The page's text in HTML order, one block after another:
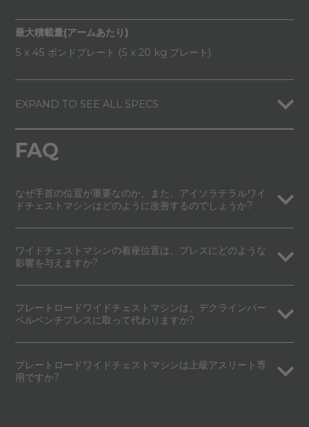
最大積載量(アームあたり)
5 x 45 ポンドプレート (5 x 20 kg プレート)
EXPAND TO SEE ALL SPECS
FAQ
なぜ手首の位置が重要なのか、また、アイソラテラルワイ
ドチェストマシンはどのように改善するのでしょうか?
ワイドチェストマシンの着座位置は、プレスにどのような
影響を与えますか?
プレートロードワイドチェストマシンは、デクラインバー
ベルベンチプレスに取って代わりますか?
プレートロードワイドチェストマシンは上級アスリート専
用ですか?